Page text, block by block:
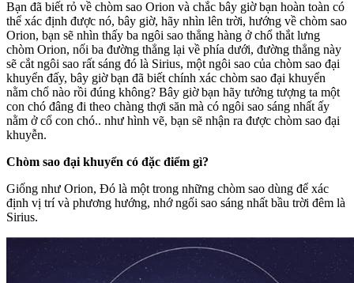
Bạn đã biết rỏ về chòm sao Orion và chắc bây giờ bạn hoàn toàn có
thể xác định được nó, bây giờ, hãy nhìn lên trời, hướng về chòm sao
Orion, bạn sẽ nhìn thấy ba ngôi sao thẳng hàng ở chổ thắt lưng
chòm Orion, nối ba đường thẳng lại về phía dưới, đường thẳng này
sẽ cắt ngôi sao rất sáng đó là Sirius, một ngôi sao của chòm sao đại
khuyển đấy, bây giờ bạn đã biết chính xác chòm sao đại khuyển
nằm chổ nào rồi đúng không? Bây giờ bạn hãy tưởng tượng ta một
con chó đâng đi theo chàng thợi săn mà có ngôi sao sáng nhất ấy
nằm ở cổ con chó.. như hình vẽ, bạn sẽ nhận ra được chòm sao đại
khuyễn.
Chòm sao đại khuyển có đặc điểm gì?
Giống như Orion, Đó là một trong những chòm sao dùng để xác
định vị trí và phương hướng, nhớ ngối sao sáng nhất bầu trời đêm là
Sirius.